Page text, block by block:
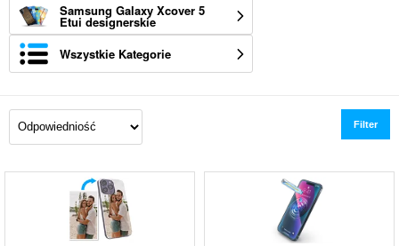
Samsung Galaxy Xcover 5
Etui designerskie
Wszystkie Kategorie
Filter